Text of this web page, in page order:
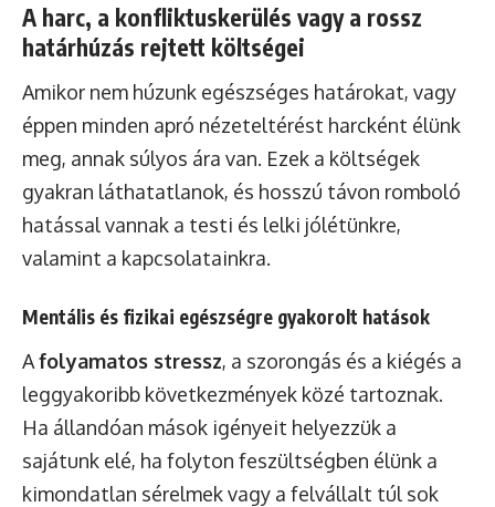
A harc, a konfliktuskerülés vagy a rossz
határhúzás rejtett költségei
Amikor nem húzunk egészséges határokat, vagy
éppen minden apró nézeteltérést harcként élünk
meg, annak súlyos ára van. Ezek a költségek
gyakran láthatatlanok, és hosszú távon romboló
hatással vannak a testi és lelki jólétünkre,
valamint a kapcsolatainkra.
Mentális és fizikai egészségre gyakorolt hatások
Afolyamatos stressz, a szorongás és a kiégés a
leggyakoribb következmények közé tartoznak.
Ha állandóan mások igényeit helyezzük a
sajátunk elé, ha folyton feszültségben élünk a
kimondatlan sérelmek vagy a felvállalt túl sok